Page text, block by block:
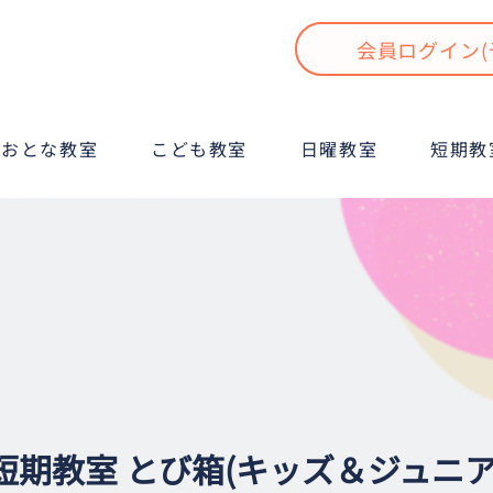
おとな教室 こども教室 日曜教室 短期
会員ログイン
期教室 とび箱(キッズ＆ジュニ